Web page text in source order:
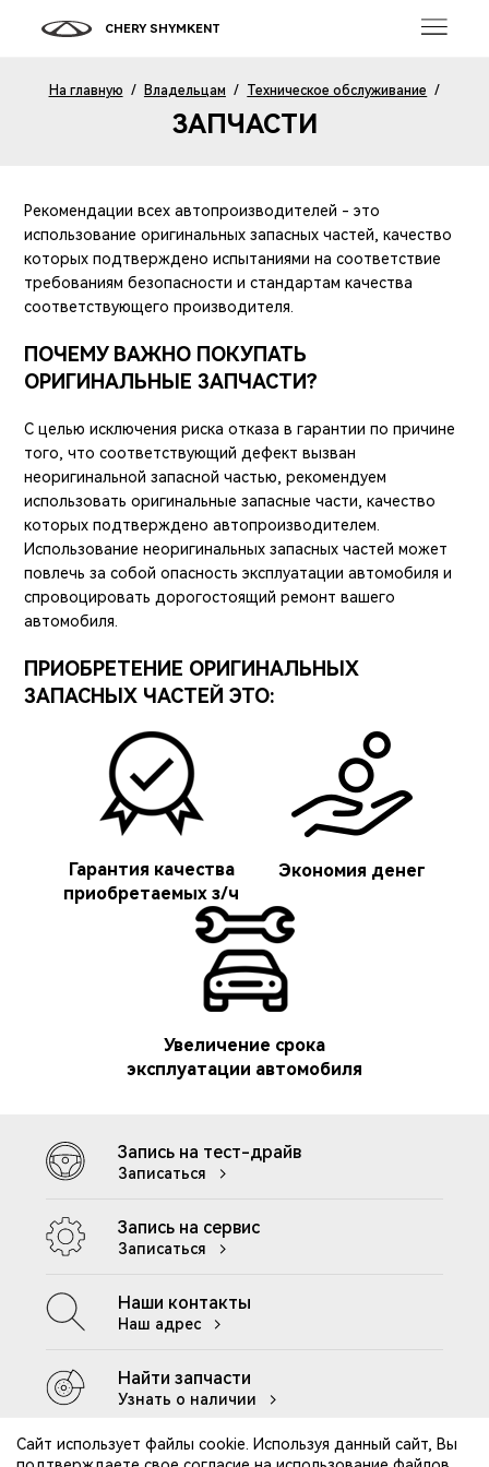
CHERY SHYMKENT
На главную / Владельцам / Техническое обслуживание /
ЗАПЧАСТИ
Рекомендации всех автопроизводителей - это
использование оригинальных запасных частей, качество
которых подтверждено испытаниями на соответствие
требованиям безопасности и стандартам качества
соответствующего производителя.
ПОЧЕМУ ВАЖНО ПОКУПАТЬ
ОРИГИНАЛЬНЫЕ ЗАПЧАСТИ?
С целью исключения риска отказа в гарантии по причине
того, что соответствующий дефект вызван
неоригинальной запасной частью, рекомендуем
использовать оригинальные запасные части, качество
которых подтверждено автопроизводителем.
Использование неоригинальных запасных частей может
повлечь за собой опасность эксплуатации автомобиля и
спровоцировать дорогостоящий ремонт вашего
автомобиля.
ПРИОБРЕТЕНИЕ ОРИГИНАЛЬНЫХ
ЗАПАСНЫХ ЧАСТЕЙ ЭТО:
Гарантия качества
приобретаемых з/ч
Экономия денег
Увеличение срока
эксплуатации автомобиля
Запись на тест-драйв
Записаться
Запись на сервис
Записаться
Наши контакты
Наш адрес
Найти запчасти
Узнать о наличии
Сайт использует файлы cookie. Используя данный сайт, Вы